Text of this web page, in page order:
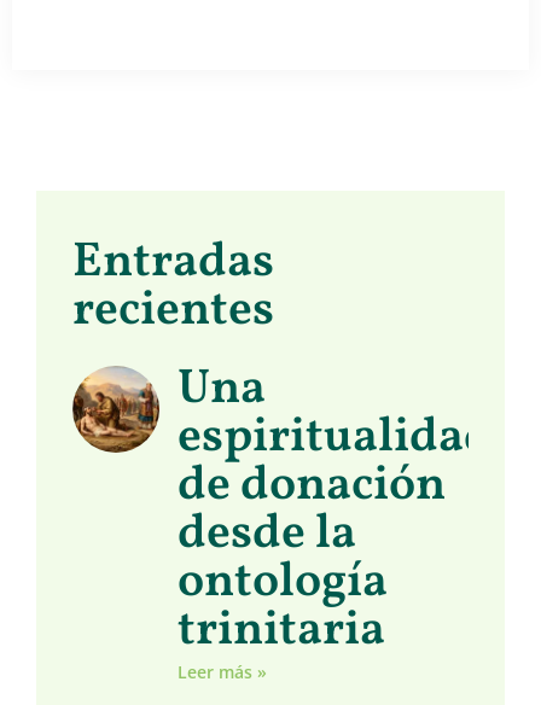
Entradas
recientes
Una
espiritualidad
de donación
desde la
ontología
trinitaria
Leer más »